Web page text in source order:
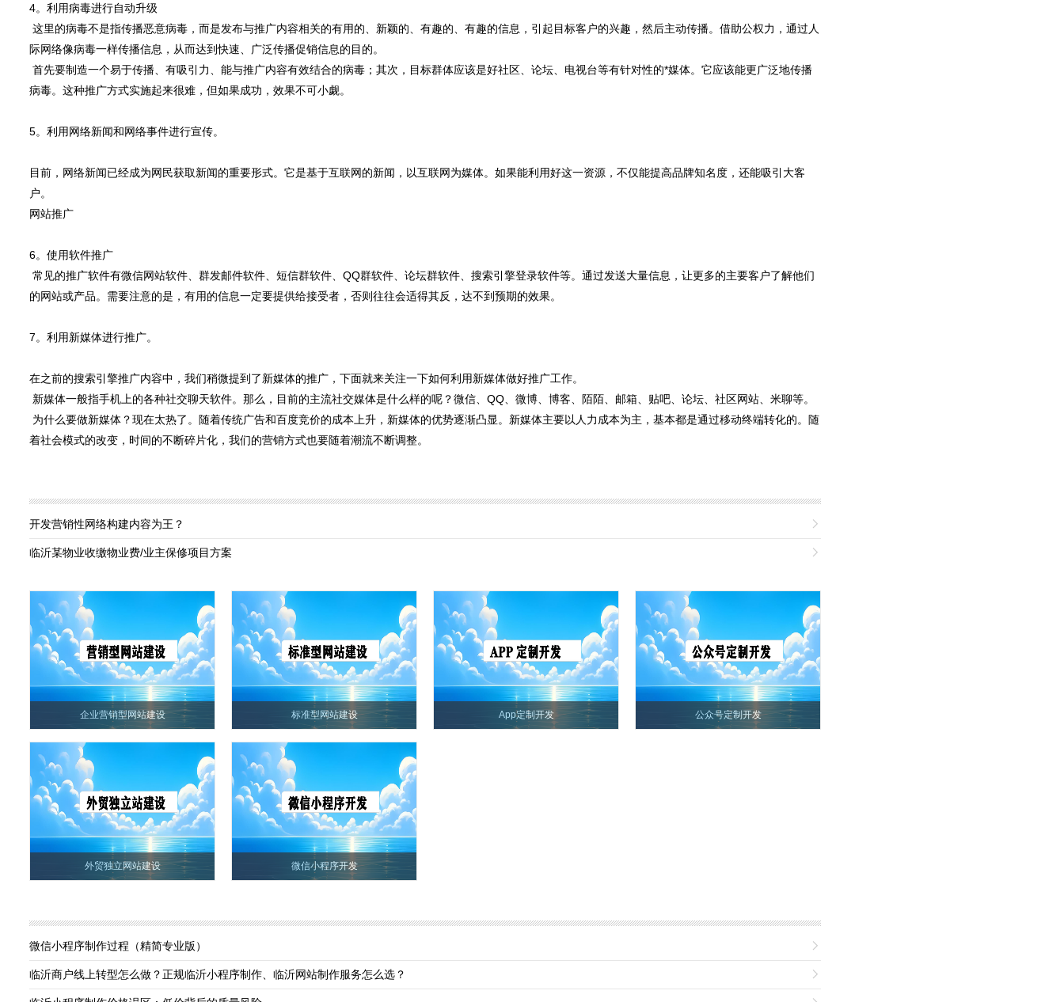
4。利用病毒进行自动升级
这里的病毒不是指传播恶意病毒，而是发布与推广内容相关的有用的、新颖的、有趣的、有趣的信息，引起目标客户的兴趣，然后主动传播。借助公权力，通过人
际网络像病毒一样传播信息，从而达到快速、广泛传播促销信息的目的。
首先要制造一个易于传播、有吸引力、能与推广内容有效结合的病毒；其次，目标群体应该是好社区、论坛、电视台等有针对性的*媒体。它应该能更广泛地传播
病毒。这种推广方式实施起来很难，但如果成功，效果不可小觑。
5。利用网络新闻和网络事件进行宣传。
目前，网络新闻已经成为网民获取新闻的重要形式。它是基于互联网的新闻，以互联网为媒体。如果能利用好这一资源，不仅能提高品牌知名度，还能吸引大客
户。
网站推广
6。使用软件推广
常见的推广软件有微信网站软件、群发邮件软件、短信群软件、QQ群软件、论坛群软件、搜索引擎登录软件等。通过发送大量信息，让更多的主要客户了解他们
的网站或产品。需要注意的是，有用的信息一定要提供给接受者，否则往往会适得其反，达不到预期的效果。
7。利用新媒体进行推广。
在之前的搜索引擎推广内容中，我们稍微提到了新媒体的推广，下面就来关注一下如何利用新媒体做好推广工作。
新媒体一般指手机上的各种社交聊天软件。那么，目前的主流社交媒体是什么样的呢？微信、QQ、微博、博客、陌陌、邮箱、贴吧、论坛、社区网站、米聊等。
为什么要做新媒体？现在太热了。随着传统广告和百度竞价的成本上升，新媒体的优势逐渐凸显。新媒体主要以人力成本为主，基本都是通过移动终端转化的。随
着社会模式的改变，时间的不断碎片化，我们的营销方式也要随着潮流不断调整。
开发营销性网络构建内容为王？ 
临沂某物业收缴物业费/业主保修项目方案 
企业营销型网站建设 标准型网站建设 App定制开发 公众号定制开发
外贸独立网站建设 微信小程序开发
微信小程序制作过程（精简专业版） 
临沂商户线上转型怎么做？正规临沂小程序制作、临沂网站制作服务怎么选？ 